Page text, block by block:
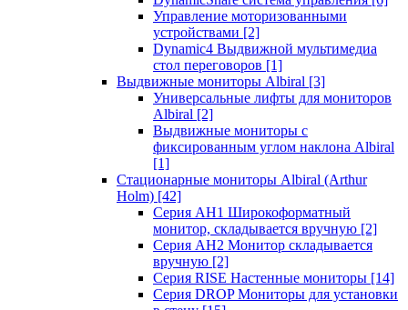
Управление моторизованными
устройствами [2]
Dynamic4 Выдвижной мультимедиа
стол переговоров [1]
Выдвижные мониторы Albiral [3]
Универсальные лифты для мониторов
Albiral [2]
Выдвижные мониторы с
фиксированным углом наклона Albiral
[1]
Стационарные мониторы Albiral (Arthur
Holm) [42]
Серия AH1 Широкоформатный
монитор, складывается вручную [2]
Серия AH2 Монитор складывается
вручную [2]
Серия RISE Настенные мониторы [14]
Серия DROP Мониторы для установки